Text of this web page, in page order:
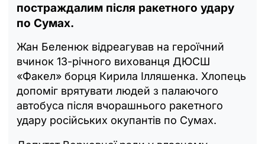
постраждалим після ракетного удару
по Сумах.
Жан Беленюк відреагував на героїчний
вчинок 13-річного вихованця ДЮСШ
«Факел» борця Кирила Ілляшенка. Хлопець
допоміг врятувати людей з палаючого
автобуса після вчорашнього ракетного
удару російських окупантів по Сумах.